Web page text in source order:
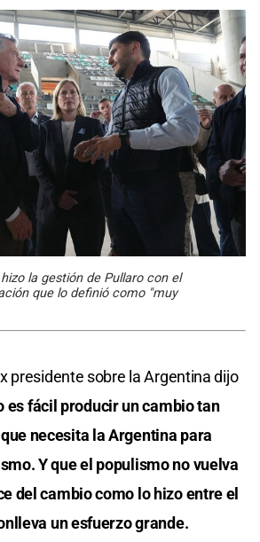
la gestión de Pullaro con el
que lo definió como "muy
presidente sobre la Argentina dijo
es fácil producir un cambio tan
necesita la Argentina para
Y que el populismo no vuelva
del cambio como lo hizo entre el
un esfuerzo grande.